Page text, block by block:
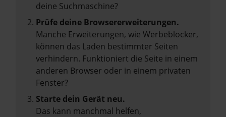
deine Suchmaschine?
Prüfe deine Browsererweiterungen.
Manche Erweiterungen, wie Werbeblocker,
können das Laden bestimmter Seiten
verhindern. Funktioniert die Seite in einem
anderen Browser oder in einem privaten
Fenster?
Starte dein Gerät neu.
Das kann manchmal helfen,